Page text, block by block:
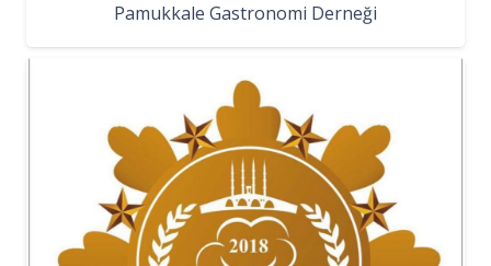
Pamukkale Gastronomi Derneği